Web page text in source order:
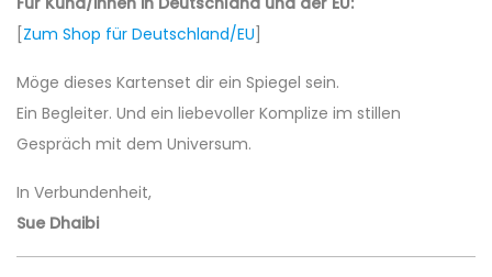
[Zum Shop für Deutschland/EU]
Möge dieses Kartenset dir ein Spiegel sein.
Ein Begleiter. Und ein liebevoller Komplize im stillen
Gespräch mit dem Universum.
In Verbundenheit,
Sue Dhaibi